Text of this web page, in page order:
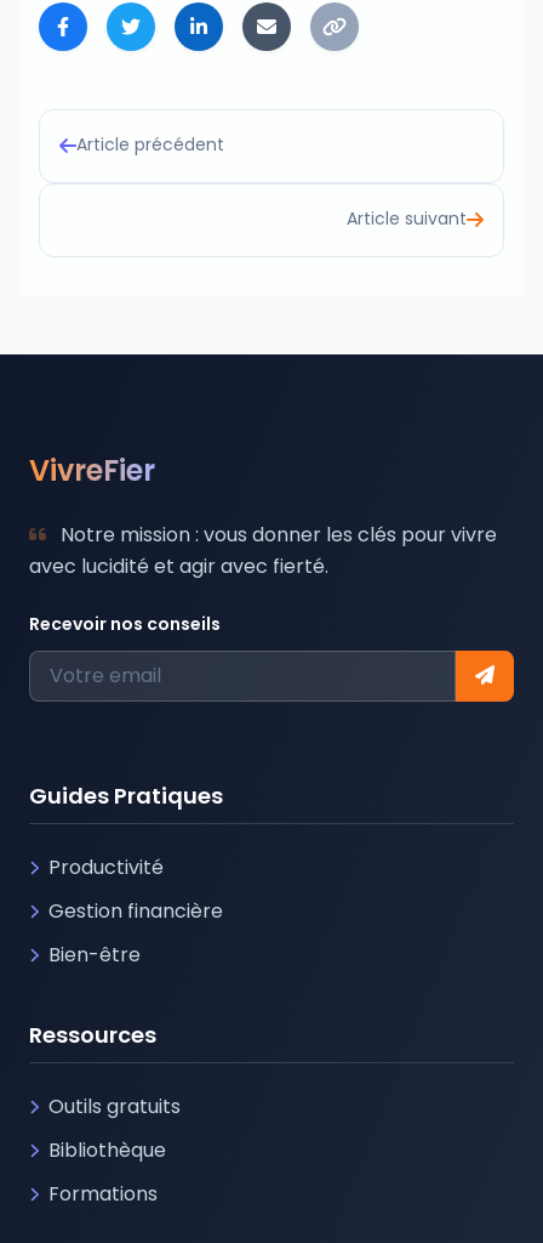
Article précédent
Article suivant
VivreFier
Notre mission : vous donner les clés pour vivre
avec lucidité et agir avec fierté.
Recevoir nos conseils
Guides Pratiques
Productivité
Gestion financière
Bien-être
Ressources
Outils gratuits
Bibliothèque
Formations